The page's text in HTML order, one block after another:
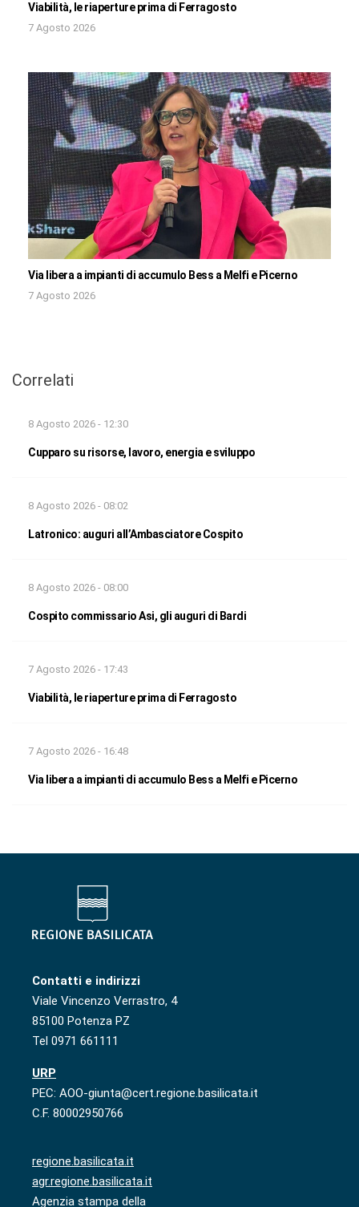
Viabilità, le riaperture prima di Ferragosto
7 Agosto 2026
Via libera a impianti di accumulo Bess a Melfi e Picerno
7 Agosto 2026
Correlati
8 Agosto 2026 - 12:30
Cupparo su risorse, lavoro, energia e sviluppo
8 Agosto 2026 - 08:02
Latronico: auguri all’Ambasciatore Cospito
8 Agosto 2026 - 08:00
Cospito commissario Asi, gli auguri di Bardi
7 Agosto 2026 - 17:43
Viabilità, le riaperture prima di Ferragosto
7 Agosto 2026 - 16:48
Via libera a impianti di accumulo Bess a Melfi e Picerno
Contatti e indirizzi
Viale Vincenzo Verrastro, 4
85100 Potenza PZ
Tel 0971 661111
URP
PEC: AOO-giunta@cert.regione.basilicata.it
C.F. 80002950766
regione.basilicata.it
agr.regione.basilicata.it
Agenzia stampa della